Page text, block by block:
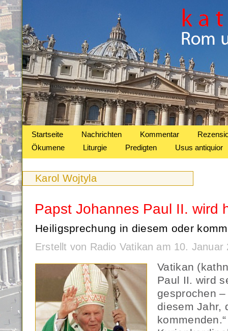
Startseite Nachrichten Kommentar
Ökumene
Liturgie Predigten Usus antiquior
Karol Wojtyla
Papst Johannes Paul II. wird
Heiligsprechung in diesem oder
Erstellt von Radio Vatikan am 10.
Vatikan
Paul II. wird
gesprochen
diesem Jahr,